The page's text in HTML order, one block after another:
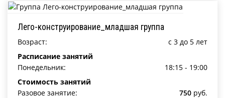
Лего-конструирование_младшая группа
Возраст:
c 3 до 5 лет
Расписание занятий
Понедельник:
18:15 - 19:00
Стоимость занятий
Разовое занятие:
750 руб.